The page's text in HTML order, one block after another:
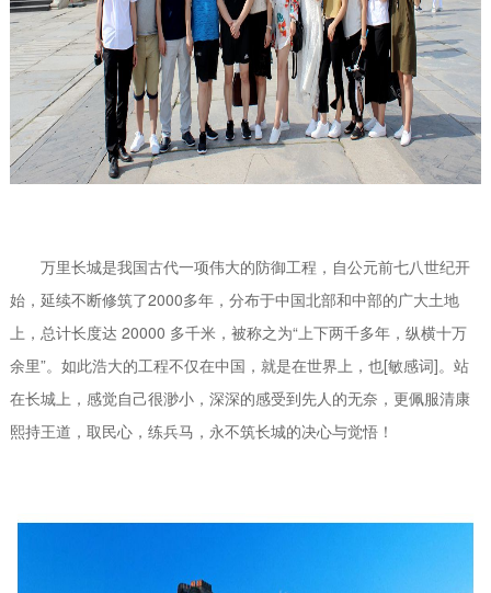
万里长城是我国古代一项伟大的防御工程，自公元前七八世纪开
始，延续不断修筑了2000多年，分布于中国北部和中部的广大土地
上，总计长度达 20000 多千米，被称之为“上下两千多年，纵横十万
余里”。如此浩大的工程不仅在中国，就是在世界上，也[敏感词]。站
在长城上，感觉自己很渺小，深深的感受到先人的无奈，更佩服清康
熙持王道，取民心，练兵马，永不筑长城的决心与觉悟！